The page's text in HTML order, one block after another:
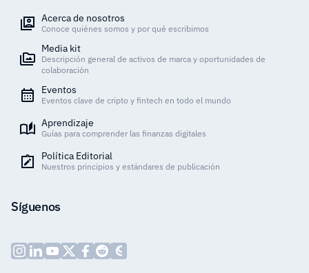
Acerca de nosotros
Conoce quiénes somos y por qué escribimos
Media kit
Descripción general de activos de marca y oportunidades de
colaboración
Eventos
Eventos clave de cripto y fintech en todo el mundo
Aprendizaje
Guías para comprender las finanzas digitales
Política Editorial
Nuestros principios y estándares de publicación
Síguenos